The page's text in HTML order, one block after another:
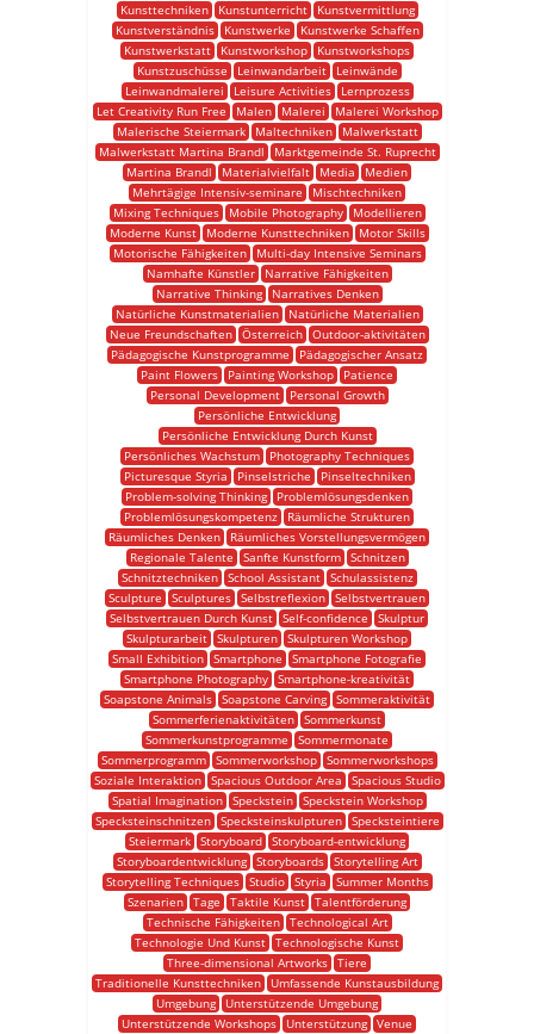
Kunsttechniken
Kunstunterricht
Kunstvermittlung
Kunstverständnis
Kunstwerke
Kunstwerke Schaffen
Kunstwerkstatt
Kunstworkshop
Kunstworkshops
Kunstzuschüsse
Leinwandarbeit
Leinwände
Leinwandmalerei
Leisure Activities
Lernprozess
Let Creativity Run Free
Malen Malerei
Malerei Workshop
Malerische Steiermark
Maltechniken
Malwerkstatt
Malwerkstatt Martina Brandl
Marktgemeinde St. Ruprecht
Martina Brandl
Materialvielfalt Media
Medien
Mehrtägige Intensiv-seminare
Mischtechniken
Mixing Techniques
Mobile Photography
Modellieren
Moderne Kunst
Moderne Kunsttechniken
Motor Skills
Motorische Fähigkeiten
Multi-day Intensive Seminars
Namhafte Künstler
Narrative Fähigkeiten
Narrative Thinking
Narratives Denken
Natürliche Kunstmaterialien
Natürliche Materialien
Neue Freundschaften
Österreich
Outdoor-aktivitäten
Pädagogische Kunstprogramme
Pädagogischer Ansatz
Paint Flowers
Painting Workshop
Patience
Personal Development
Personal Growth
Persönliche Entwicklung
Persönliche Entwicklung Durch Kunst
Persönliches Wachstum
Photography Techniques
Picturesque Styria
Pinselstriche
Pinseltechniken
Problem-solving Thinking
Problemlösungsdenken
Problemlösungskompetenz
Räumliche Strukturen
Räumliches Denken
Räumliches Vorstellungsvermögen
Regionale Talente
Sanfte Kunstform
Schnitzen
Schnitztechniken
School Assistant
Schulassistenz
Sculpture
Sculptures Selbstreflexion Selbstvertrauen
Selbstvertrauen Durch Kunst Self-confidence
Skulptur
Skulpturarbeit Skulpturen Skulpturen Workshop
Small Exhibition Smartphone
Smartphone Fotografie
Smartphone Photography Smartphone-kreativität
Soapstone Animals Soapstone Carving Sommeraktivität
Sommerferienaktivitäten Sommerkunst
Sommerkunstprogramme
Sommermonate
Sommerprogramm
Sommerworkshop
Sommerworkshops
Soziale Interaktion
Spacious Outdoor Area
Spacious Studio
Spatial Imagination
Speckstein
Speckstein Workshop
Specksteinschnitzen
Specksteinskulpturen
Specksteintiere
Steiermark Storyboard Storyboard-entwicklung
Storyboardentwicklung
Storyboards
Storytelling Art
Storytelling Techniques
Studio Styria
Summer Months
Szenarien Tage Taktile Kunst Talentförderung
Technische Fähigkeiten
Technological Art
Technologie Und Kunst Technologische Kunst
Three-dimensional Artworks Tiere
Traditionelle Kunsttechniken
Umfassende Kunstausbildung
Umgebung
Unterstützende Umgebung
Unterstützende Workshops
Unterstützung Venue